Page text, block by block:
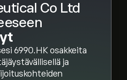
Co Ltd
6990.HK osakkeita
ja